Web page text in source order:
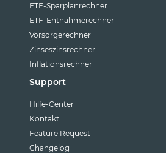
ETF-Sparplanrechner
ETF-Entnahmerechner
Vorsorgerechner
Zinseszinsrechner
Inflationsrechner
Support
Hilfe-Center
Kontakt
Feature Request
Changelog